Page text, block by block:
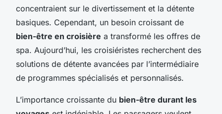
concentraient sur le divertissement et la détente
basiques. Cependant, un besoin croissant de
bien-être en croisière a transformé les offres de
spa. Aujourd’hui, les croisiéristes recherchent des
solutions de détente avancées par l’intermédiaire
de programmes spécialisés et personnalisés.
L’importance croissante du bien-être durant les